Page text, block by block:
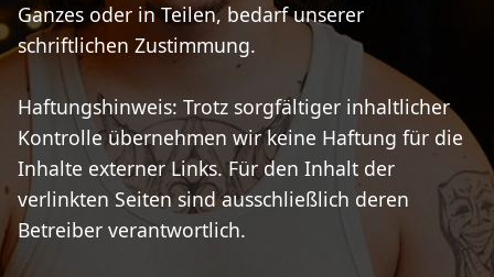
Ganzes oder in Teilen, bedarf unserer
schriftlichen Zustimmung.
Haftungshinweis: Trotz sorgfältiger inhaltlicher
Kontrolle übernehmen wir keine Haftung für die
Inhalte externer Links. Für den Inhalt der
verlinkten Seiten sind ausschließlich deren
Betreiber verantwortlich.